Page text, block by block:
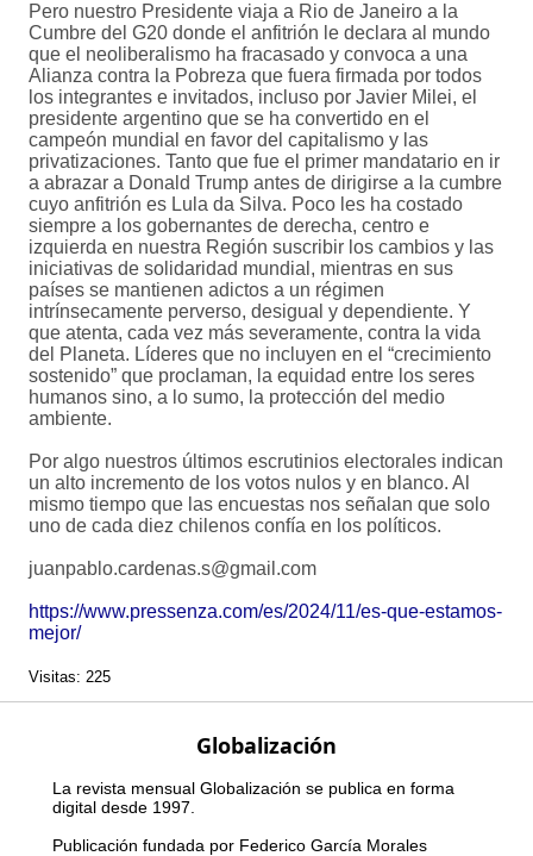
Pero nuestro Presidente viaja a Rio de Janeiro a la
Cumbre del G20 donde el anfitrión le declara al mundo
que el neoliberalismo ha fracasado y convoca a una
Alianza contra la Pobreza que fuera firmada por todos
los integrantes e invitados, incluso por Javier Milei, el
presidente argentino que se ha convertido en el
campeón mundial en favor del capitalismo y las
privatizaciones. Tanto que fue el primer mandatario en ir
a abrazar a Donald Trump antes de dirigirse a la cumbre
cuyo anfitrión es Lula da Silva. Poco les ha costado
siempre a los gobernantes de derecha, centro e
izquierda en nuestra Región suscribir los cambios y las
iniciativas de solidaridad mundial, mientras en sus
países se mantienen adictos a un régimen
intrínsecamente perverso, desigual y dependiente. Y
que atenta, cada vez más severamente, contra la vida
del Planeta. Líderes que no incluyen en el “crecimiento
sostenido” que proclaman, la equidad entre los seres
humanos sino, a lo sumo, la protección del medio
ambiente.
Por algo nuestros últimos escrutinios electorales indican
un alto incremento de los votos nulos y en blanco. Al
mismo tiempo que las encuestas nos señalan que solo
uno de cada diez chilenos confía en los políticos.
juanpablo.cardenas.s@gmail.com
https://www.pressenza.com/es/2024/11/es-que-estamos-
mejor/
Visitas: 225
Globalización
La revista mensual Globalización se publica en forma
digital desde 1997.
Publicación fundada por Federico García Morales